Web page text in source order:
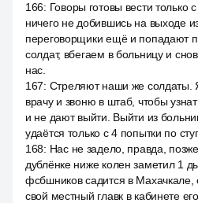
166: Говоры готовы вести только
ничего не добившись на выходе
переговорщики ещё и попадают
солдат, вбегаем в больницу и
нас.
167: Стреляют наши же солдаты.
врачу и звоню в штаб, чтобы
и не дают выйти. Выйти из
удаётся только с 4 попытки по
168: Нас не задело, правда,
дублёнке ниже колен заметил 1
фсбшников садится в Махачкале,
свой местный главк в кабинете